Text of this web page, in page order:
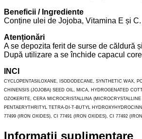
Beneficii / Ingrediente
Conține ulei de Jojoba, Vitamina E și C.
Atenționări
A se depozita ferit de surse de căldură
După utilizare a se închide capacul
INCI
CYCLOPENTASILOXANE, ISODODECANE, SYNTHETIC WAX,
CHINENSIS (JOJOBA) SEED OIL, MICA, HYDROGENATED
OZOKERITE, CERA MICROCRISTALLINA (MICROCRYSTALLINE
PENTAERYTHRITYL TETRA-DI-T-BUTYL
77499 (IRON OXIDES), CI 77491 (IRON OXIDES), CI 77492
Informații suplimentare